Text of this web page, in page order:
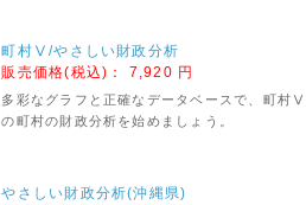
町村Ⅴ/やさしい財政分析
販売価格(税込)： 7,920 円
多彩なグラフと正確なデータベースで、町村Ⅴ
の町村の財政分析を始めましょう。
やさしい財政分析(沖縄県)